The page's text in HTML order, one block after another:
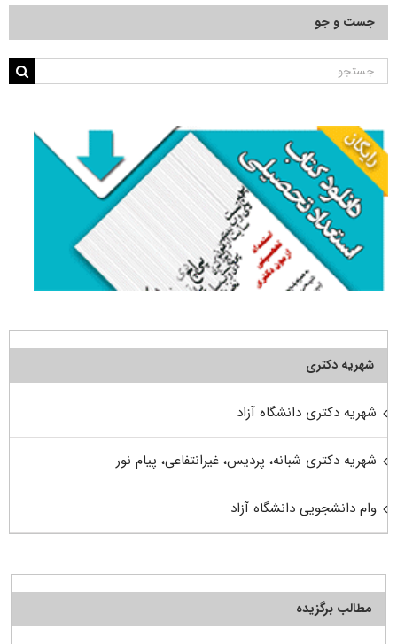
جست و جو
جستجو
شهریه دکتری
شهریه دکتری دانشگاه آزاد
شهریه دکتری شبانه، پردیس، غیرانتفاعی، پیام نور
وام دانشجویی دانشگاه آزاد
مطالب برگزیده